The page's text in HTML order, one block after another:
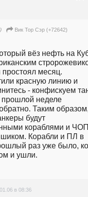
Вик Тор Сэр (+72642)
вёз нефть на
простоял месяц.
красную линию и
- конфискуем
неделе
Таким
будут
кораблями и
Корабли и ПЛ в
раз уже было,
и ушли.
01.06 в 08:36